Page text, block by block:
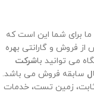
برای شما این است که
فروش و گارانتی بهره
می توانید باشرکت
سابقه فروش می باشد.
زمین تست، خدمات